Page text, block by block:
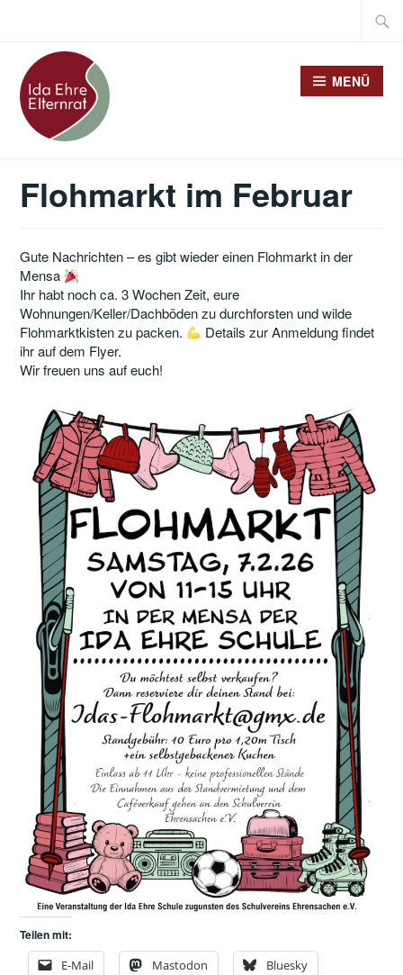
springen
Suche
MENÜ
Flohmarkt im Februar
Gute Nachrichten – es gibt wieder einen Flohmarkt in der
Mensa
Ihr habt noch ca. 3 Wochen Zeit, eure
Wohnungen/Keller/Dachböden zu durchforsten und wilde
Flohmarktkisten zu packen.
Details zur Anmeldung findet
ihr auf dem Flyer.
Wir freuen uns auf euch!
Teilen mit:
E-Mail
Mastodon Bluesky